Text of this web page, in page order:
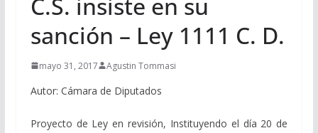
sanción – Ley 1111 C. D.
mayo 31, 2017 Agustin Tommasi
Autor: Cámara de Diputados
Proyecto de Ley en revisión, Instituyendo el día 20 de